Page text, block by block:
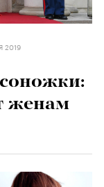
2019
женам